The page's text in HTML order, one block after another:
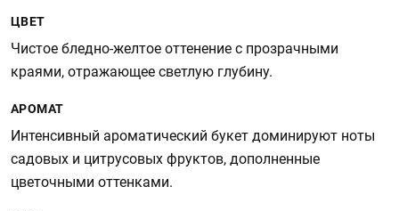
ЦВЕТ
Чистое бледно-желтое оттенение с прозрачными
краями, отражающее светлую глубину.
АРОМАТ
Интенсивный ароматический букет доминируют ноты
садовых и цитрусовых фруктов, дополненные
цветочными оттенками.